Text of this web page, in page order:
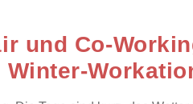
und Co-